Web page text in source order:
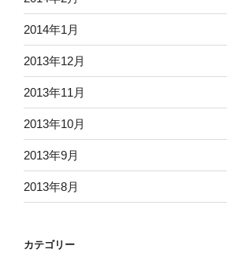
2014年1月
2013年12月
2013年11月
2013年10月
2013年9月
2013年8月
カテゴリー